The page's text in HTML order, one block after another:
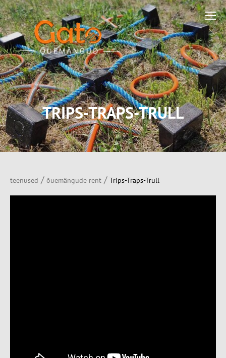
TRIPS-TRAPS-TRULL
teenused / õuemängude rent / Trips-Traps-Trull